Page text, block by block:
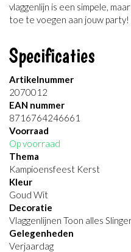
vlaggenlijn is een simpele,
toe te voegen aan jouw party!
Specificaties
Artikelnummer
2070012
EAN nummer
8716764246661
Voorraad
Op voorraad
Thema
Kampioensfeest Kerst
Kleur
Goud Wit
Decoratie
Vlaggenlijnen Toon alles
Gelegenheden
Verjaardag